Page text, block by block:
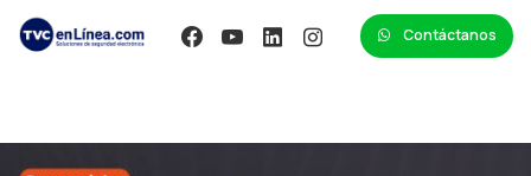
Contáctanos